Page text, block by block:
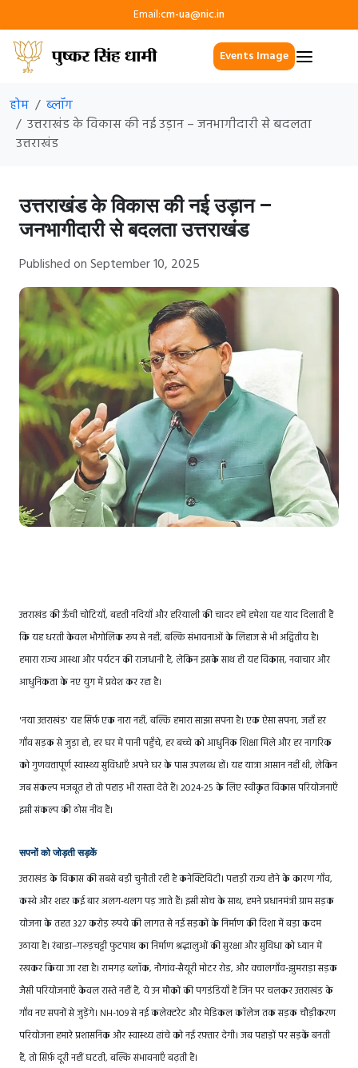
Email:cm-ua@nic.in
Events Image
होम
ब्लॉग
उत्तराखंड के विकास की नई उड़ान – जनभागीदारी से बदलता
उत्तराखंड
उत्तराखंड के विकास की नई उड़ान –
जनभागीदारी से बदलता उत्तराखंड
Published on September 10, 2025
उत्तराखंड की ऊँची चोटियाँ, बहती नदियाँ और हरियाली की चादर हमें हमेशा यह याद दिलाती हैं
कि यह धरती केवल भौगोलिक रूप से नहीं, बल्कि संभावनाओं के लिहाज से भी अद्वितीय है।
हमारा राज्य आस्था और पर्यटन की राजधानी है, लेकिन इसके साथ ही यह विकास, नवाचार और
आधुनिकता के नए युग में प्रवेश कर रहा है।
'नया उत्तराखंड' यह सिर्फ़ एक नारा नहीं, बल्कि हमारा साझा सपना है। एक ऐसा सपना, जहाँ हर
गाँव सड़क से जुड़ा हो, हर घर में पानी पहुँचे, हर बच्चे को आधुनिक शिक्षा मिले और हर नागरिक
को गुणवत्तापूर्ण स्वास्थ्य सुविधाएँ अपने घर के पास उपलब्ध हों। यह यात्रा आसान नहीं थी, लेकिन
जब संकल्प मजबूत हो तो पहाड़ भी रास्ता देते हैं। 2024-25 के लिए स्वीकृत विकास परियोजनाएँ
इसी संकल्प की ठोस नींव हैं।
सपनों को जोड़ती सड़कें
उत्तराखंड के विकास की सबसे बड़ी चुनौती रही है कनेक्टिविटी। पहाड़ी राज्य होने के कारण गाँव,
कस्बे और शहर कई बार अलग-थलग पड़ जाते हैं। इसी सोच के साथ, हमने प्रधानमंत्री ग्राम सड़क
योजना के तहत 327 करोड़ रुपये की लागत से नई सड़कों के निर्माण की दिशा में बड़ा कदम
उठाया है। रंबाडा–गरुड़चट्टी फुटपाथ का निर्माण श्रद्धालुओं की सुरक्षा और सुविधा को ध्यान में
रखकर किया जा रहा है। रामगढ़ ब्लॉक, नौगांव-सैयूरी मोटर रोड, और क्वालगाँव-झुमराड़ा सड़क
जैसी परियोजनाएँ केवल रास्ते नहीं हैं, ये उन मौकों की पगडंडियाँ हैं जिन पर चलकर उत्तराखंड के
गाँव नए सपनों से जुड़ेंगे। NH-109 से नई कलेक्टरेट और मेडिकल कॉलेज तक सड़क चौड़ीकरण
परियोजना हमारे प्रशासनिक और स्वास्थ्य ढांचे को नई रफ़्तार देगी। जब पहाड़ों पर सड़कें बनती
हैं, तो सिर्फ़ दूरी नहीं घटती, बल्कि संभावनाएँ बढ़ती हैं।